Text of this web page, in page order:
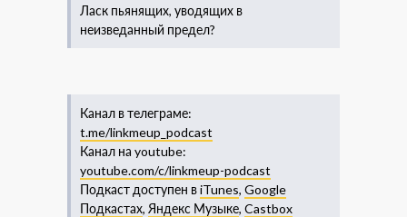
Ласк пьянящих, уводящих в
неизведанный предел?
Канал в телеграме:
t.me/linkmeup_podcast
Канал на youtube:
youtube.com/c/linkmeup-podcast
Подкаст доступен вiTunes, Google
Подкастах, Яндекс Музыке, Castbox